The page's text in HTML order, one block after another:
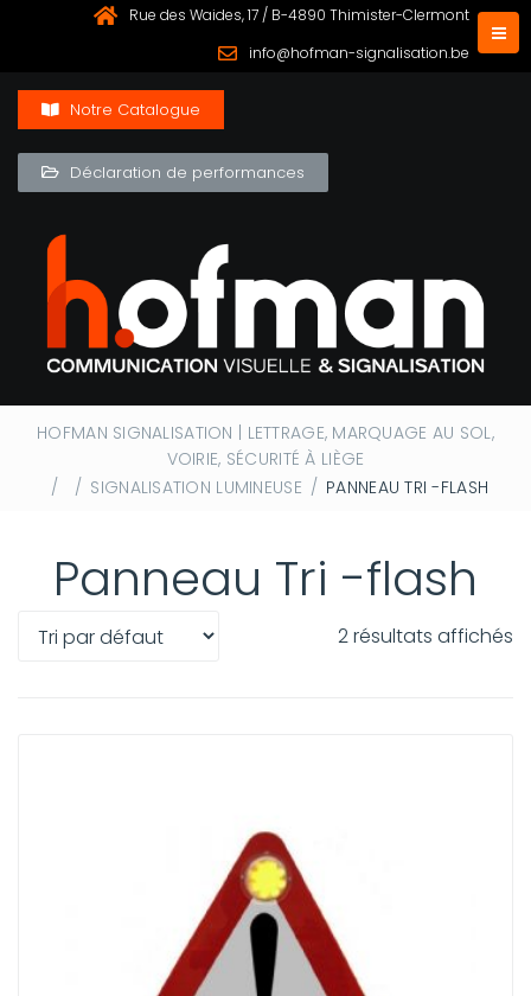
Rue des Waides, 17 / B-4890 Thimister-Clermont
info@hofman-signalisation.be
Notre Catalogue
Déclaration de performances
HOFMAN SIGNALISATION | LETTRAGE, MARQUAGE AU SOL,
VOIRIE, SÉCURITÉ À LIÈGE
/
/ SIGNALISATION LUMINEUSE / PANNEAU TRI -FLASH
Panneau Tri -flash
2 résultats affichés